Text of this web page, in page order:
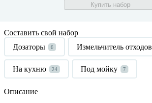
Купить набор
Составить свой набор
Дозаторы
6 Измельчитель отходов
На кухню 24 Под мойку 7
Описание